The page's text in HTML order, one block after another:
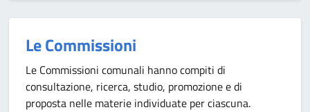
Le Commissioni
Le Commissioni comunali hanno compiti di
consultazione, ricerca, studio, promozione e di
proposta nelle materie individuate per ciascuna.